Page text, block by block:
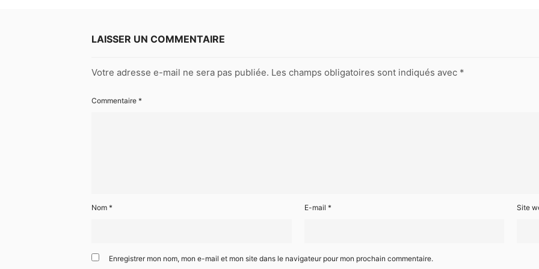
LAISSER UN COMMENTAIRE
Votre adresse e-mail ne sera pas publiée. Les champs obligatoires sont indiqués avec *
Commentaire *
Nom * E-mail * Site
Enregistrer mon nom, mon e-mail et mon site dans le navigateur pour mon prochain commentaire.